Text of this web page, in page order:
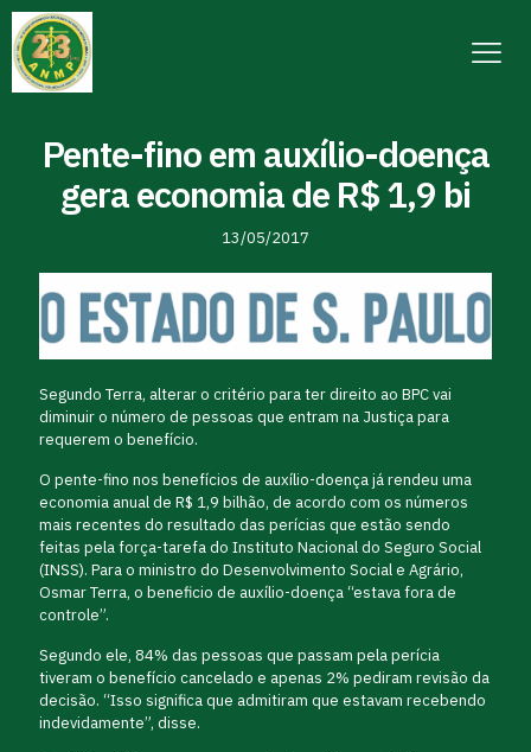
Pente-fino em auxílio-doença
gera economia de R$ 1,9 bi
13/05/2017
Segundo Terra, alterar o critério para ter direito ao BPC vai
diminuir o número de pessoas que entram na Justiça para
requerem o benefício.
O pente-fino nos benefícios de auxílio-doença já rendeu uma
economia anual de R$ 1,9 bilhão, de acordo com os números
mais recentes do resultado das perícias que estão sendo
feitas pela força-tarefa do Instituto Nacional do Seguro Social
(INSS). Para o ministro do Desenvolvimento Social e Agrário,
Osmar Terra, o beneficio de auxílio-doença “estava fora de
controle”.
Segundo ele, 84% das pessoas que passam pela perícia
tiveram o benefício cancelado e apenas 2% pediram revisão da
decisão. “Isso significa que admitiram que estavam recebendo
indevidamente”, disse.